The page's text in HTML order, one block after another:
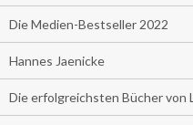
Die Medien-Bestseller 2022
Hannes Jaenicke
Die erfolgreichsten Bücher von